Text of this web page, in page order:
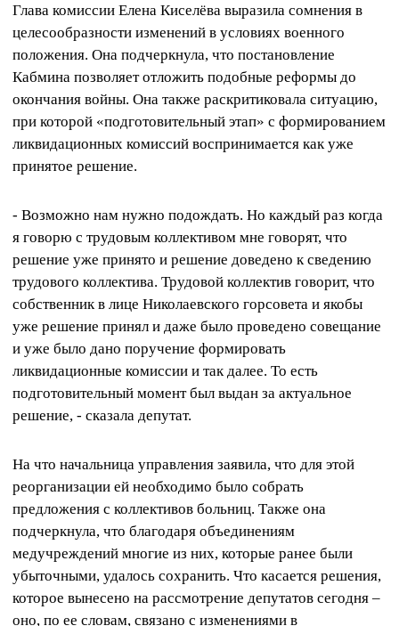
Глава комиссии Елена Киселёва выразила сомнения в
целесообразности изменений в условиях военного
положения. Она подчеркнула, что постановление
Кабмина позволяет отложить подобные реформы до
окончания войны. Она также раскритиковала ситуацию,
при которой «подготовительный этап» с формированием
ликвидационных комиссий воспринимается как уже
принятое решение.
- Возможно нам нужно подождать. Но каждый раз когда
я говорю с трудовым коллективом мне говорят, что
решение уже принято и решение доведено к сведению
трудового коллектива. Трудовой коллектив говорит, что
собственник в лице Николаевского горсовета и якобы
уже решение принял и даже было проведено совещание
и уже было дано поручение формировать
ликвидационные комиссии и так далее. То есть
подготовительный момент был выдан за актуальное
решение, - сказала депутат.
На что начальница управления заявила, что для этой
реорганизации ей необходимо было собрать
предложения с коллективов больниц. Также она
подчеркнула, что благодаря объединениям
медучреждений многие из них, которые ранее были
убыточными, удалось сохранить. Что касается решения,
которое вынесено на рассмотрение депутатов сегодня –
оно, по ее словам, связано с изменениями в